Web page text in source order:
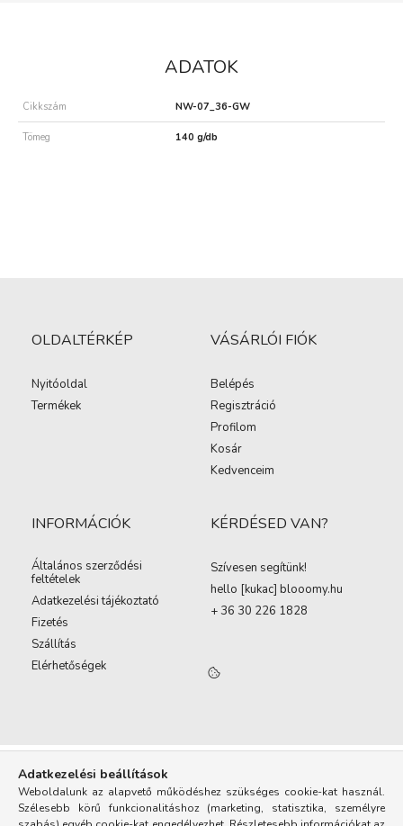
ADATOK
Cikkszám NW-07_36-GW
Tömeg 140 g/db
OLDALTÉRKÉP
Nyitóoldal
Termékek
VÁSÁRLÓI FIÓK
Belépés
Regisztráció
Profilom
Kosár
Kedvenceim
INFORMÁCIÓK
Általános szerződési
feltételek
Adatkezelési tájékoztató
Fizetés
Szállítás
Elérhetőségek
KÉRDÉSED VAN?
Szívesen segítünk!
hello [kukac] blooomy.hu
+ 36 30 226 1828
Adatkezelési beállítások
Weboldalunk az alapvető működéshez szükséges cookie-kat használ.
Szélesebb körű funkcionalitáshoz (marketing, statisztika, személyre